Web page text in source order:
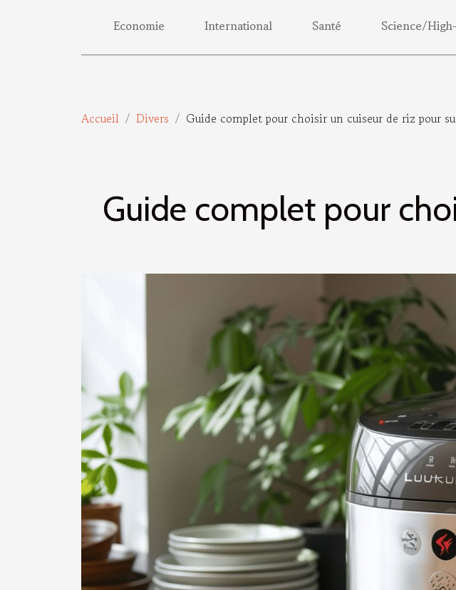
Economie International Santé Science/
Accueil Divers Guide complet pour choisir un cuiseur de riz pour
Guide complet pour